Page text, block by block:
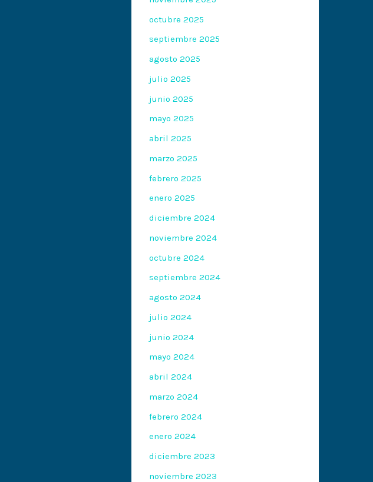
octubre 2025
septiembre 2025
agosto 2025
julio 2025
junio 2025
mayo 2025
abril 2025
marzo 2025
febrero 2025
enero 2025
diciembre 2024
noviembre 2024
octubre 2024
septiembre 2024
agosto 2024
julio 2024
junio 2024
mayo 2024
abril 2024
marzo 2024
febrero 2024
enero 2024
diciembre 2023
noviembre 2023